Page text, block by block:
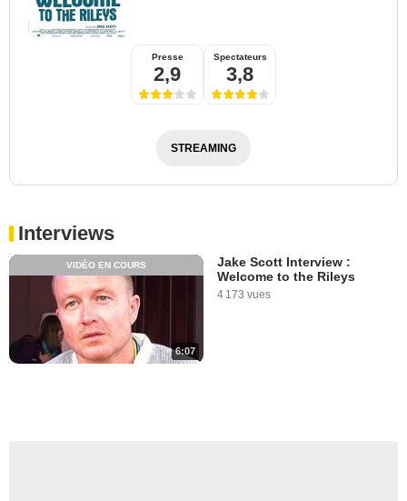
Presse
2,9
Spectateurs
3,8
STREAMING
Interviews
6:07
VIDÉO EN COURS
Jake Scott Interview :
Welcome to the Rileys
4 173 vues